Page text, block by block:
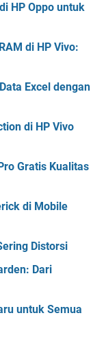
HP Oppo untuk
di HP Vivo:
Excel dengan
di HP Vivo
Gratis Kualitas
di Mobile
Distorsi
Dari
untuk Semua